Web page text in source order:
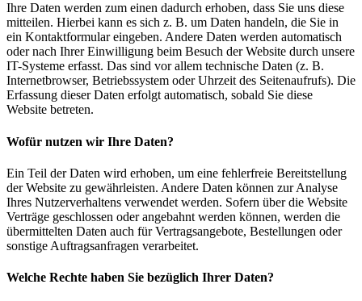
Ihre Daten werden zum einen dadurch erhoben, dass Sie uns diese
mitteilen. Hierbei kann es sich z. B. um Daten handeln, die Sie in
ein Kontaktformular eingeben. Andere Daten werden automatisch
oder nach Ihrer Einwilligung beim Besuch der Website durch unsere
IT-Systeme erfasst. Das sind vor allem technische Daten (z. B.
Internetbrowser, Betriebssystem oder Uhrzeit des Seitenaufrufs). Die
Erfassung dieser Daten erfolgt automatisch, sobald Sie diese
Website betreten.
Wofür nutzen wir Ihre Daten?
Ein Teil der Daten wird erhoben, um eine fehlerfreie Bereitstellung
der Website zu gewährleisten. Andere Daten können zur Analyse
Ihres Nutzerverhaltens verwendet werden. Sofern über die Website
Verträge geschlossen oder angebahnt werden können, werden die
übermittelten Daten auch für Vertragsangebote, Bestellungen oder
sonstige Auftragsanfragen verarbeitet.
Welche Rechte haben Sie bezüglich Ihrer Daten?